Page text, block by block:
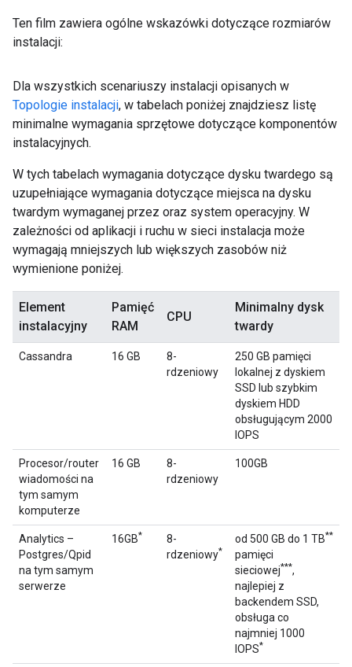
Ten film zawiera ogólne wskazówki dotyczące rozmiarów
instalacji:
Dla wszystkich scenariuszy instalacji opisanych w
Topologie instalacji, w tabelach poniżej znajdziesz listę
minimalne wymagania sprzętowe dotyczące komponentów
instalacyjnych.
W tych tabelach wymagania dotyczące dysku twardego są
uzupełniające wymagania dotyczące miejsca na dysku
twardym wymaganej przez oraz system operacyjny. W
zależności od aplikacji i ruchu w sieci instalacja może
wymagają mniejszych lub większych zasobów niż
wymienione poniżej.
Element
instalacyjny
Pamięć
RAM
CPU
Minimalny dysk
twardy
Cassandra 16 GB
8-
rdzeniowy
250 GB pamięci
lokalnej z dyskiem
SSD lub szybkim
dyskiem HDD
obsługującym 2000
IOPS
Procesor/router
wiadomości na
tym samym
komputerze
16 GB
8-
rdzeniowy
100GB
Analytics –
Postgres/Qpid
na tym samym
serwerze
16GB*
8-
rdzeniowy*
od 500 GB do 1 TB**
pamięci
sieciowej***,
najlepiej z
backendem SSD,
obsługa co
najmniej 1000
IOPS*